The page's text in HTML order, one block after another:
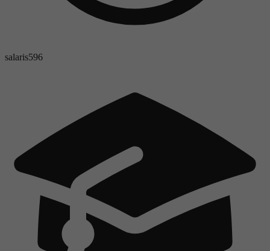
salaris596